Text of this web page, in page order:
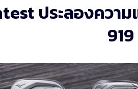
ประลองควา
919